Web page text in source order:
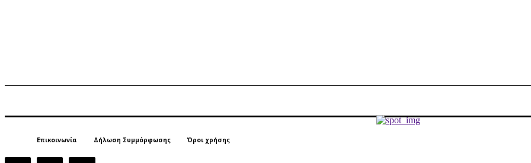
Επικοινωνία Δήλωση Συμμόρφωσης Όροι χρήσης